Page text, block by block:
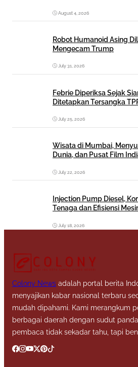
August 4, 2026
Robot Humanoid Asing
Mengecam Trump
July 31, 2026
Febrie Diperiksa Sejak
Ditetapkan Tersangka
July 25, 2026
Wisata di Mumbai,
Dunia, dan Pusat Film
July 22, 2026
Injection Pump Diesel,
Tenaga dan Efisiensi
July 18, 2026
Colony News adalah portal berita
menyajikan kabar nasional terbaru
mudah dipahami. Kami merangkum
berbagai daerah dengan sudut
pembaca tidak sekadar tahu, tapi